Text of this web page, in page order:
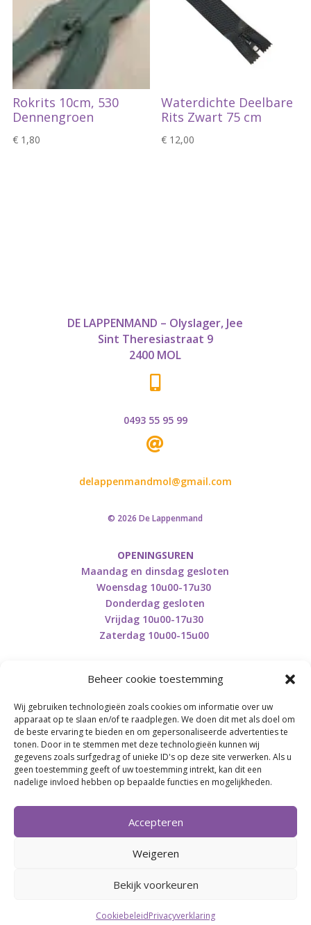
Beheer cookie toestemming
Wij gebruiken technologieën zoals cookies om informatie over uw
apparaat op te slaan en/of te raadplegen. We doen dit met als doel om
de beste ervaring te bieden en om gepersonaliseerde advertenties te
tonen. Door in te stemmen met deze technologieën kunnen wij
gegevens zoals surfgedrag of unieke ID's op deze site verwerken. Als u
geen toestemming geeft of uw toestemming intrekt, kan dit een
nadelige invloed hebben op bepaalde functies en mogelijkheden.
Accepteren
Weigeren
Bekijk voorkeuren
CookiebeleidPrivacyverklaring
Rokrits 10cm, 530
Dennengroen
€1,80
Waterdichte Deelbare
Rits Zwart 75 cm
€ 12,00
DE LAPPENMAND – Olyslager, Jee
Sint Theresiastraat 9
2400 MOL

0493 55 95 99

delappenmandmol@gmail.com
© 2026 De Lappenmand
OPENINGSUREN
Maandag en dinsdag gesloten
Woensdag 10u00-17u30
Donderdag gesloten
Vrijdag 10u00-17u30
Zaterdag 10u00-15u00
Retourneren en herroepen
BE0746.853.082
BREI- EN HAAK-ATELJEE
Momenteel on hold wegens medische reden.
Heropstart september.
Webdesign byConnection Communication